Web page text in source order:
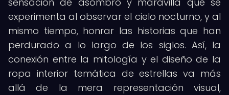
experimenta al observar el cielo nocturno, y al
mismo tiempo, honrar las historias que han
perdurado a lo largo de los siglos. Así, la
conexión entre la mitología y el diseño de la
ropa interior temática de estrellas va más
allá de la mera representación visual,